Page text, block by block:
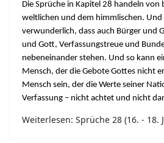
Die Sprüche in Kapitel 28 handeln von
weltlichen und dem himmlischen. Und
verwunderlich, dass auch Bürger und
und Gott, Verfassungstreue und
nebeneinander stehen. Und so kann
Mensch, der die Gebote Gottes nicht
Mensch sein, der die Werte seiner
Verfassung – nicht achtet und nicht
Weiterlesen: Sprüche 28 (16. - 18.